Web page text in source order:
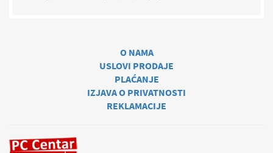
O NAMA
USLOVI PRODAJE
PLAĆANJE
IZJAVA O PRIVATNOSTI
REKLAMACIJE